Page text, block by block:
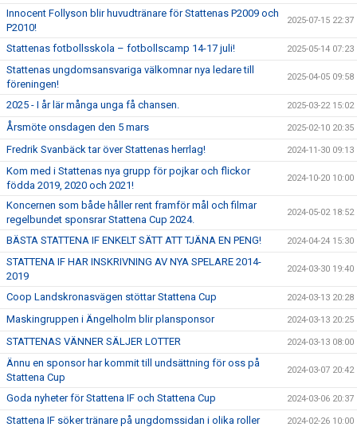
Innocent Follyson blir huvudtränare för Stattenas P2009 och
P2010!
2025-07-15 22:37
Stattenas fotbollsskola – fotbollscamp 14-17 juli! 2025-05-14 07:23
Stattenas ungdomsansvariga välkomnar nya ledare till
föreningen!
2025-04-05 09:58
2025 - I år lär många unga få chansen. 2025-03-22 15:02
Årsmöte onsdagen den 5 mars 2025-02-10 20:35
Fredrik Svanbäck tar över Stattenas herrlag! 2024-11-30 09:13
Kom med i Stattenas nya grupp för pojkar och flickor
födda 2019, 2020 och 2021!
2024-10-20 10:00
Koncernen som både håller rent framför mål och filmar
regelbundet sponsrar Stattena Cup 2024.
2024-05-02 18:52
BÄSTA STATTENA IF ENKELT SÄTT ATT TJÄNA EN PENG! 2024-04-24 15:30
STATTENA IF HAR INSKRIVNING AV NYA SPELARE 2014-
2019
2024-03-30 19:40
Coop Landskronasvägen stöttar Stattena Cup 2024-03-13 20:28
Maskingruppen i Ängelholm blir plansponsor 2024-03-13 20:25
STATTENAS VÄNNER SÄLJER LOTTER 2024-03-13 08:00
Ännu en sponsor har kommit till undsättning för oss på
Stattena Cup
2024-03-07 20:42
Goda nyheter för Stattena IF och Stattena Cup 2024-03-06 20:37
Stattena IF söker tränare på ungdomssidan i olika roller 2024-02-26 10:00